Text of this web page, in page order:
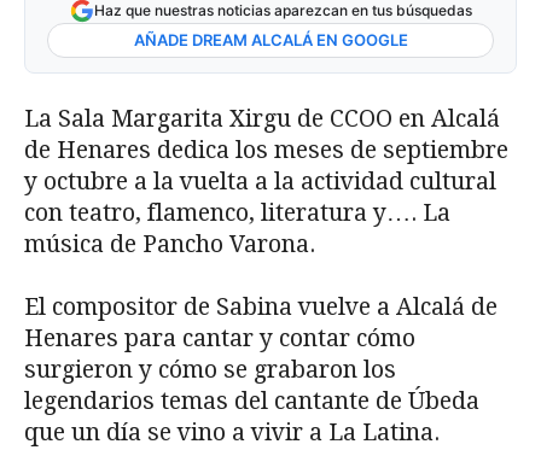
Haz que nuestras noticias aparezcan en tus búsquedas
AÑADE DREAM ALCALÁ EN GOOGLE
La Sala Margarita Xirgu de CCOO en Alcalá
de Henares dedica los meses de septiembre
y octubre a la vuelta a la actividad cultural
con teatro, flamenco, literatura y…. La
música de Pancho Varona.
El compositor de Sabina vuelve a Alcalá de
Henares para cantar y contar cómo
surgieron y cómo se grabaron los
legendarios temas del cantante de Úbeda
que un día se vino a vivir a La Latina.